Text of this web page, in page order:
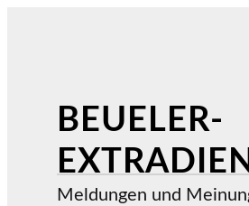
BEUELER-
Meldungen und